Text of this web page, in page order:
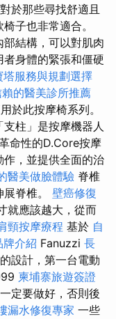
對於那些尋找舒適且
子也非常適合。
部結構，可以對肌肉
身體的緊張和僵硬
塔服務與規劃選擇
的醫美診所推薦
於此按摩椅系列。
支柱」是按摩機器人
命性的D.Core按摩
，並提供全面的治
醫美做臉體驗 脊椎
脊椎。 壁癌修復
就應該越大，從而
頸按摩療程 基於 自
牌介紹 Fanuzzi 長
的設計，第一台電動
柬埔寨旅遊簽證
定要做好，否則後
漏水修復專家 一些